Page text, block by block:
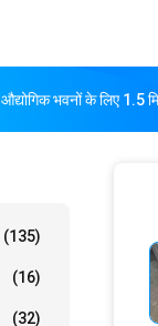
औद्योगिक भवनों के लिए 1.5
(135)
(16)
(32)